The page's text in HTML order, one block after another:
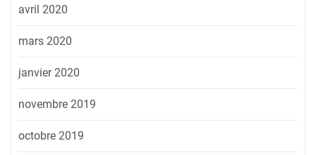
avril 2020
mars 2020
janvier 2020
novembre 2019
octobre 2019